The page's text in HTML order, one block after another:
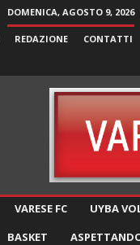
DOMENICA, AGOSTO 9, 2026
REDAZIONE CONTATTI
VARESE FC UYBA
BASKET